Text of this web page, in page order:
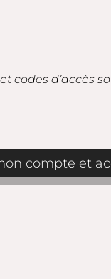
codes d’accès
compte et